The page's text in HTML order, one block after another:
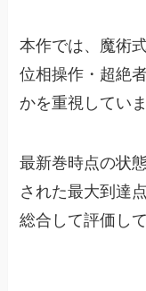
本作では、魔術
位相操作・超絶
かを重視していま
最新巻時点の状
された最大到達
総合して評価し